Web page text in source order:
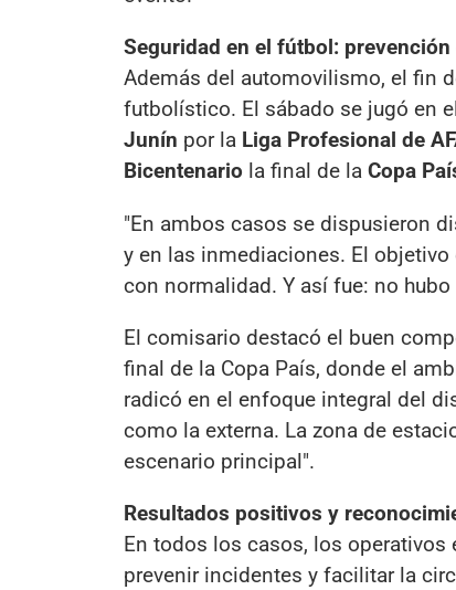
Seguridad en el fútbol:
Además del automovilismo, el fin
futbolístico. El sábado se jugó en
Junín por la Liga Profesional de
Bicentenario la final de la Copa
"En ambos casos se dispusieron
y en las inmediaciones. El
con normalidad. Y así fue: no
El comisario destacó el buen
final de la Copa País, donde el
radicó en el enfoque integral del
como la externa. La zona de
escenario principal".
Resultados positivos y
En todos los casos, los operativos
prevenir incidentes y facilitar la